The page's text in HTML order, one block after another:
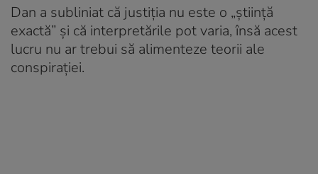
Dan a subliniat că justiția nu este o „știință
exactă” și că interpretările pot varia, însă acest
lucru nu ar trebui să alimenteze teorii ale
conspirației.